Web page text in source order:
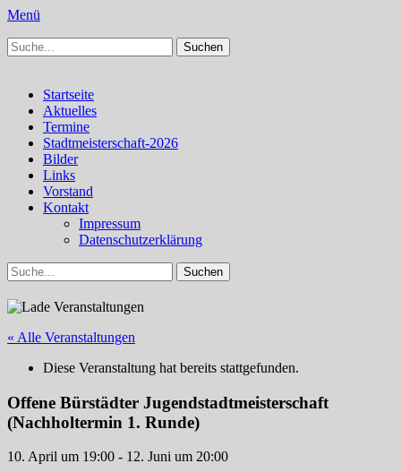
Menü
Schachfreunde Bürstadt
Schachfreunde im Web
Suchen
nach:
Primäres
Menü
Zum
Inhalt
springen
Startseite
Aktuelles
Termine
Stadtmeisterschaft-2026
Bilder
Links
Vorstand
Kontakt
Impressum
Datenschutzerklärung
Suchen
Suchen
nach:
« Alle Veranstaltungen
Diese Veranstaltung hat bereits stattgefunden.
Offene Bürstädter Jugendstadtmeisterschaft
(Nachholtermin 1. Runde)
10. April um 19:00 - 12. Juni um 20:00